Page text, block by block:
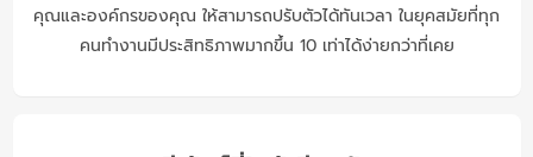
คุณและองค์กรของคุณ ให้สามารถปรับตัวได้ทันเวลา ในยุคสมัยที่ทุก
คนทำงานมีประสิทธิภาพมากขึ้น 10 เท่าได้ง่ายกว่าที่เคย